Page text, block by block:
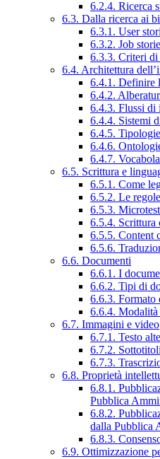
6.2.4. Ricerca
6.3. Dalla ricerca ai
6.3.1. User
6.3.2. Job
6.3.3. Criteri di
6.4. Architettura
6.4.1. Definire
6.4.2.
6.4.3. Flussi di
6.4.4. Sistemi
6.4.5.
6.4.6.
6.4.7.
6.5. Scrittura e
6.5.1. Come
6.5.2. Le
6.5.3.
6.5.4. Scrittura
6.5.5. Content
6.5.6.
6.6. Documenti
6.6.1. I
6.6.2. Tipi di
6.6.3. Formato
6.6.4.
6.7. Immagini e video
6.7.1. Testo
6.7.2.
6.7.3.
6.8. Proprietà
6.8.1.
Pubblica
6.8.2.
dalla Pubblica
6.8.3.
6.9. Ottimizzazione